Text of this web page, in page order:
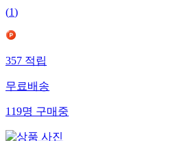
(1)
357적립
무료배송
119명구매중